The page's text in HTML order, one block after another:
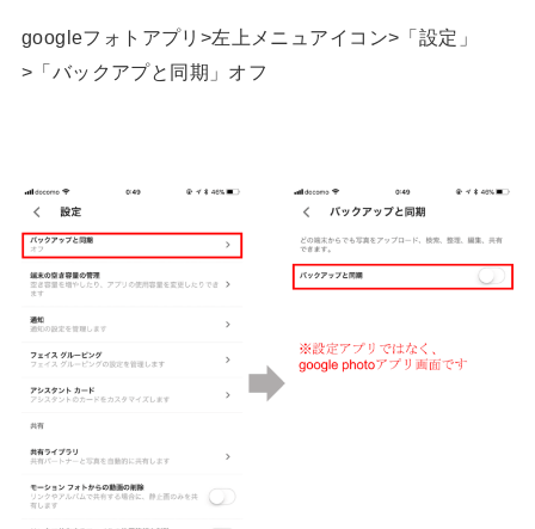
googleフォトアプリ>左上メニュアイコン>「設定」
>「バックアプと同期」オフ